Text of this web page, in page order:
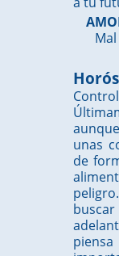
Mal
unas
de